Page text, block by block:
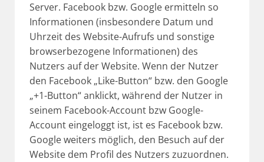
Server. Facebook bzw. Google ermitteln so
Informationen (insbesondere Datum und
Uhrzeit des Website-Aufrufs und sonstige
browserbezogene Informationen) des
Nutzers auf der Website. Wenn der Nutzer
den Facebook „Like-Button“ bzw. den Google
„+1-Button“ anklickt, während der Nutzer in
seinem Facebook-Account bzw Google-
Account eingeloggt ist, ist es Facebook bzw.
Google weiters möglich, den Besuch auf der
Website dem Profil des Nutzers zuzuordnen.